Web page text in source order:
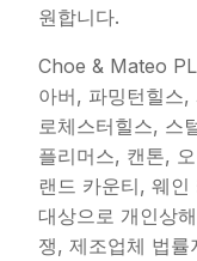
원합니다.
Choe & Mateo
아버, 파밍턴힐스
로체스터힐스, 스
플리머스, 캔톤,
랜드 카운티, 웨
대상으로 개인상
쟁, 제조업체 법